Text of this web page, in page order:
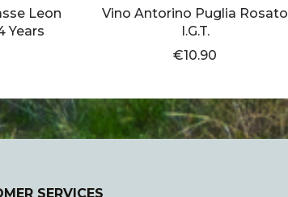
Leon
Years
Vino Antorino Puglia Rosato
I.G.T.
€10.90
SERVICES